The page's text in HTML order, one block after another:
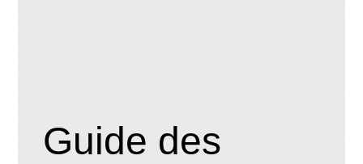
Guide des